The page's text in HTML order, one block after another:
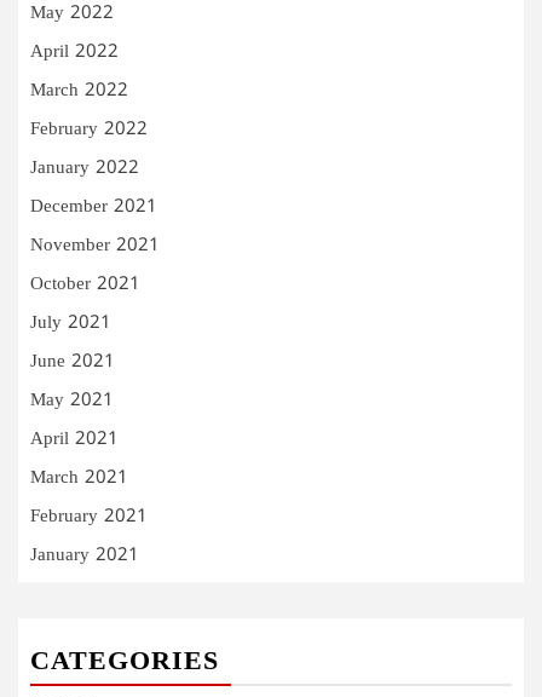
May 2022
April 2022
March 2022
February 2022
January 2022
December 2021
November 2021
October 2021
July 2021
June 2021
May 2021
April 2021
March 2021
February 2021
January 2021
CATEGORIES